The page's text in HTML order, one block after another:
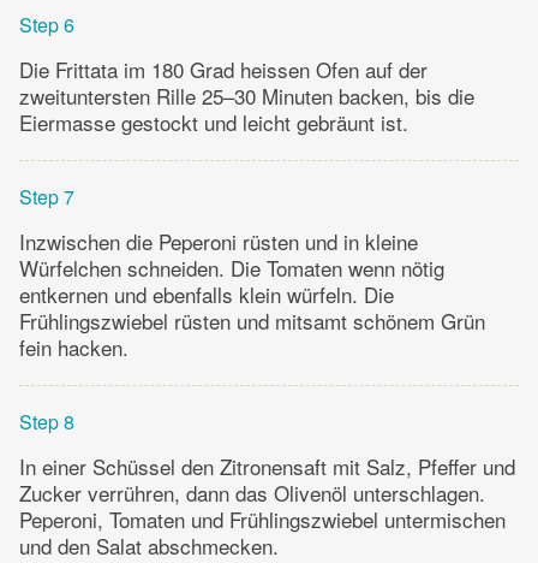
Step 6
Die Frittata im 180 Grad heissen Ofen auf der
zweituntersten Rille 25–30 Minuten backen, bis die
Eiermasse gestockt und leicht gebräunt ist.
Step 7
Inzwischen die Peperoni rüsten und in kleine
Würfelchen schneiden. Die Tomaten wenn nötig
entkernen und ebenfalls klein würfeln. Die
Frühlingszwiebel rüsten und mitsamt schönem Grün
fein hacken.
Step 8
In einer Schüssel den Zitronensaft mit Salz, Pfeffer und
Zucker verrühren, dann das Olivenöl unterschlagen.
Peperoni, Tomaten und Frühlingszwiebel untermischen
und den Salat abschmecken.